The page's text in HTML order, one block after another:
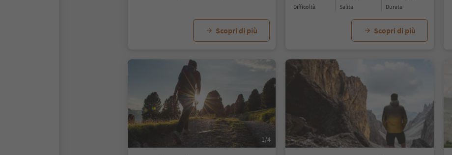
Scopri di più
Difficoltà Salita durata
Scopri di più
1/4